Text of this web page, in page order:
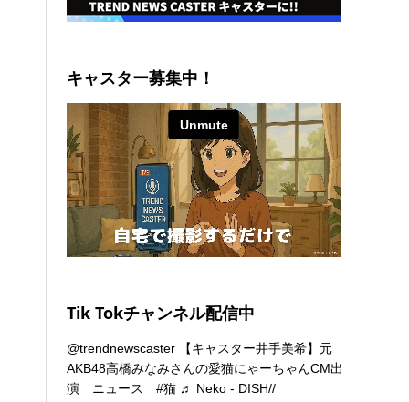
キャスター募集中！
Tik Tokチャンネル配信中
@trendnewscaster 【キャスター井手美希】元
AKB48高橋みなみさんの愛猫にゃーちゃんCM出
演 ニュース#猫 ♬ Neko - DISH//